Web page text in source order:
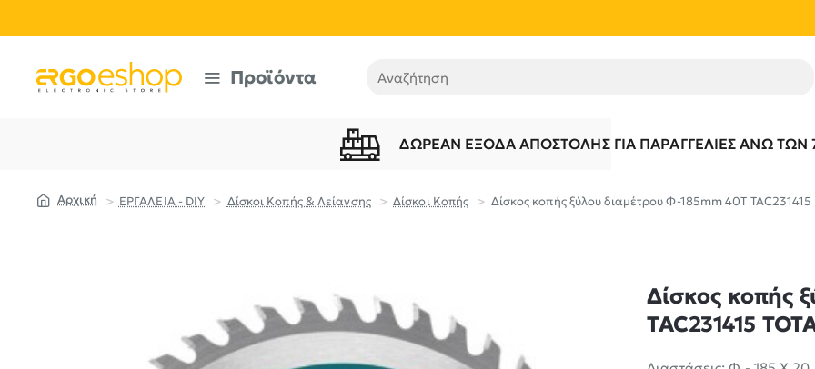
Προϊόντα Αναζήτηση
ΔΩΡΕΆΝ ΈΞΟΔΑ ΑΠΟΣΤΟΛΉΣ ΓΙΑ ΠΑΡΑΓΓΕΛΊΕΣ ΆΝΩ ΤΩΝ
ΕΡΓΑΛΕΙΑ - DIY Δίσκοι Κοπής & Λείανσης Δίσκοι Κοπής Δίσκος κοπής ξύλου διαμέτρου Φ-185mm 40Τ TAC231415
Δίσκος κοπής
TAC231415